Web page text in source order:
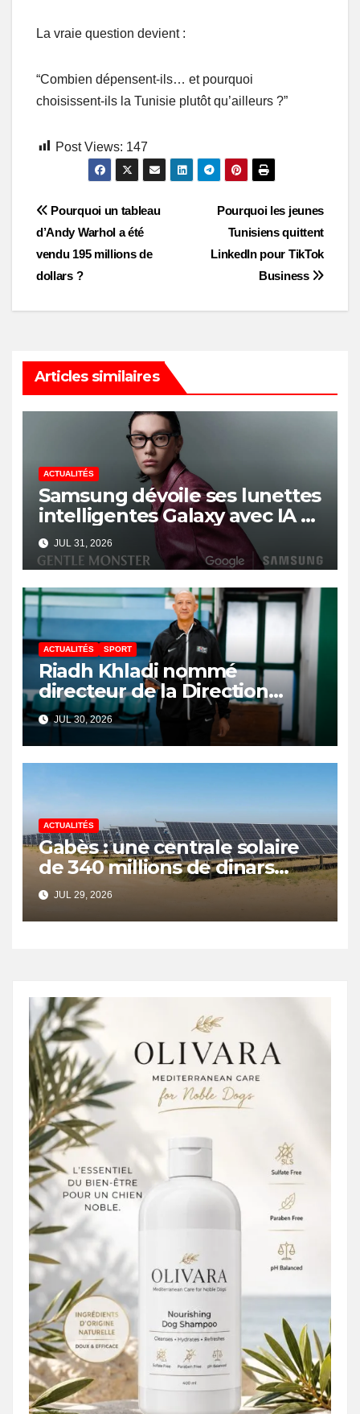
La vraie question devient :
“Combien dépensent-ils… et pourquoi
choisissent-ils la Tunisie plutôt qu’ailleurs ?”
Post Views: 147
Post
navigation
Pourquoi les jeunes
Tunisiens quittent
LinkedIn pour TikTok
Business
Pourquoi un tableau
d’Andy Warhol a été
vendu 195 millions de
dollars ?
Articles similaires
ACTUALITÉS
Samsung dévoile ses lunettes
intelligentes Galaxy avec IA et
Gemini
JUL 31, 2026
ACTUALITÉS SPORT
Riadh Khladi nommé
directeur de la Direction
Nationale de l’Arbitrage
JUL 30, 2026
ACTUALITÉS
Gabès : une centrale solaire
de 340 millions de dinars
pour renforcer la transition
énergétique et créer 400
emplois
JUL 29, 2026